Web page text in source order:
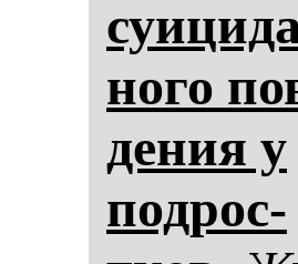
но­го
де­ния у
под­рос­